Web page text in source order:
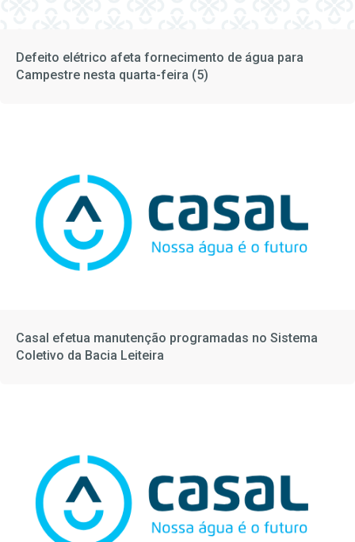
Defeito elétrico afeta fornecimento de água para
Campestre nesta quarta-feira (5)
Casal efetua manutenção programadas no Sistema
Coletivo da Bacia Leiteira